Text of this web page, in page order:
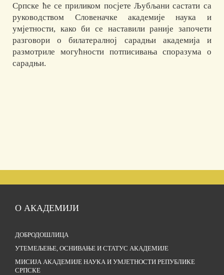
Српске ће се приликом посјете Љубљани састати са
руководством Словеначке академије наука и
умјетности, како би се наставили раније започети
разговори о билатералној сарадњи академија и
размотриле могућности потписивања споразума о
сарадњи.
О АКАДЕМИЈИ
ДОБРОДОШЛИЦА
УТЕМЕЉЕЊЕ, ОСНИВАЊЕ И СТАТУС АКАДЕМИЈЕ
МИСИЈА АКАДЕМИЈЕ НАУКА И УМЈЕТНОСТИ РЕПУБЛИКЕ
СРПСКЕ